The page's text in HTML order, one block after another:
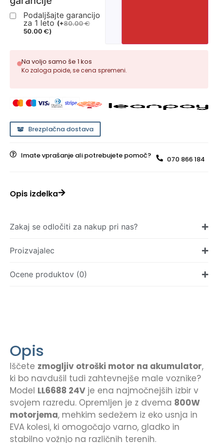
Podaljšajte garancijo
za 1 leto (+80.00€
50.00€)
Na voljo samo še 1 kos
Ko zaloga poide, se cena spremeni.
Brezplačna dostava
Imate vprašanje ali potrebujete pomoč? 070 866 184
Opis izdelka
Zakaj se odločiti za nakup pri nas?
Proizvajalec
Ocene produktov (0)
Opis
Iščete zmogljiv otroški motor na akumulator,
ki bo navdušil tudi zahtevnejše male voznike?
Model LL6688 24V je ena najmočnejših izbir v
svojem razredu. Opremljen je z dvema 800W
motorjema, mehkim sedežem iz eko usnja in
EVA kolesi, ki omogočajo varno, gladko in
stabilno vožnjo na različnih terenih.